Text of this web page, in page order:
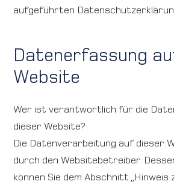
Karriere
aufgeführten
Datenerfassung
Website
Wer ist verantwortlich für die
dieser Website?
Die Datenverarbeitung auf dieser
durch den Websitebetreiber.
können Sie dem Abschnitt „Hinweis